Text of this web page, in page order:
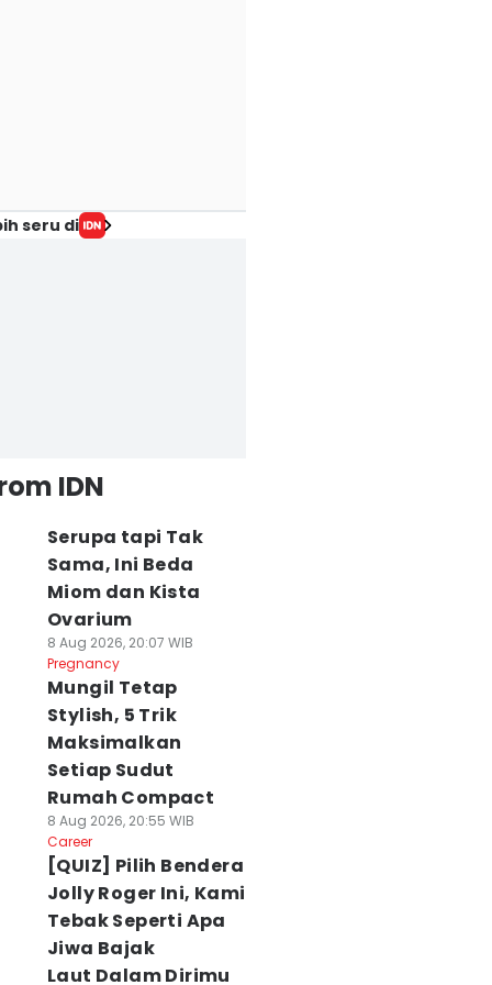
seru di
IDN
Serupa tapi Tak
Sama, Ini Beda
Miom dan Kista
Ovarium
8 Aug 2026, 20:07 WIB
Pregnancy
Mungil Tetap
Stylish, 5 Trik
Maksimalkan
Setiap Sudut
Rumah Compact
8 Aug 2026, 20:55 WIB
Career
[QUIZ] Pilih Bendera
Jolly Roger Ini, Kami
Tebak Seperti Apa
Jiwa Bajak
Laut Dalam Dirimu